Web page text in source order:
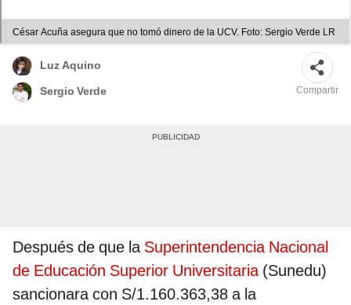
César Acuña asegura que no tomó dinero de la UCV. Foto: Sergio Verde LR
Luz Aquino
Sergio Verde Compartir
Después de que la Superintendencia Nacional
de Educación Superior Universitaria (Sunedu)
sancionara con S/1.160.363,38 a la